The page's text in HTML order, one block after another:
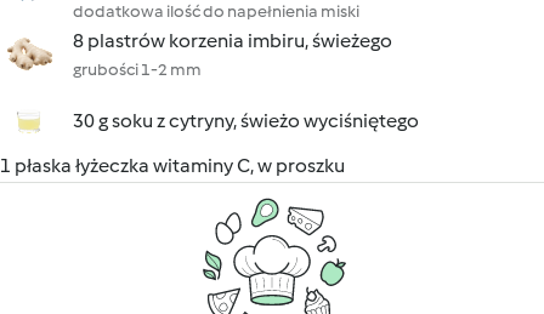
dodatkowa ilość do napełnienia miski
8 plastrów korzenia imbiru, świeżego
grubości 1-2 mm
30 g soku z cytryny, świeżo wyciśniętego
1 płaska łyżeczka witaminy C, w proszku